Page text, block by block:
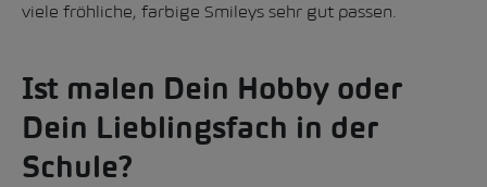
viele fröhliche, farbige Smileys sehr gut passen.
Ist malen Dein Hobby oder
Dein Lieblingsfach in der
Schule?